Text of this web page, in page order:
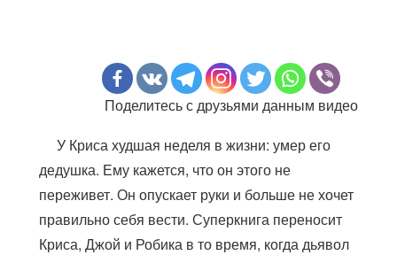
Поделитесь с друзьями данным видео
У Криса худшая неделя в жизни: умер его
дедушка. Ему кажется, что он этого не
переживет. Он опускает руки и больше не хочет
правильно себя вести. Суперкнига переносит
Криса, Джой и Робика в то время, когда дьявол